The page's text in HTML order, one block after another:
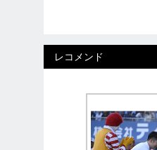
レコメンド